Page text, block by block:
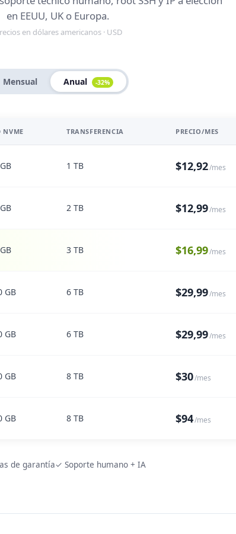
en EEUU, UK o Europa.
en dólares americanos · USD
Mensual Anual -32%
NVME TRANSFERENCIA PRECIO/MES
1 TB $12,92/mes
2 TB $12,99/mes
3 TB $16,99/mes
GB 6 TB $29,99/mes
GB 6 TB $29,99/mes
GB 8 TB $30/mes
GB 8 TB $94/mes
de garantía✓ Soporte humano + IA